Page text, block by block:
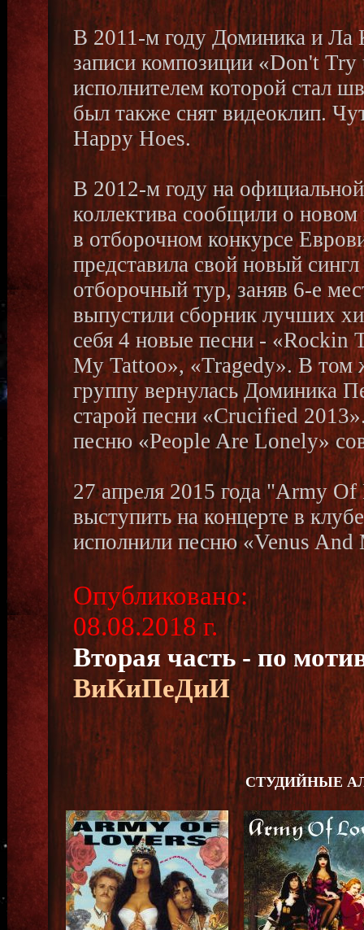
В 2011-м году Доминика и Ла
записи композиции «Don't
исполнителем которой стал
был также снят видеоклип.
Happy Hoes.
В 2012-м году на
коллектива сообщили о
в отборочном конкурсе
представила свой новый
отборочный тур, заняв 6-е
выпустили сборник лучших
себя 4 новые песни -
My Tattoo», «Tragedy». В том
группу вернулась Доминика
старой песни «Crucified
песню «People Are Lonely»
27 апреля 2015 года "Army
выступить на концерте в
исполнили песню «Venus And
Опубликовано:
08.08.2018 г.
Вторая часть - по
ВиКиПеДиИ
СТУДИЙНЫЕ